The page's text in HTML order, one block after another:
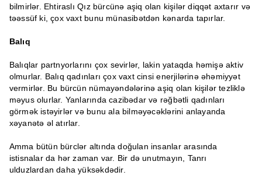
bilmirlər. Ehtiraslı Qız bürcünə aşiq olan kişilər diqqət axtarır və
təəssüf ki, çox vaxt bunu münasibətdən kənarda tapırlar.
Balıq
Balıqlar partnyorlarını çox sevirlər, lakin yataqda həmişə aktiv
olmurlar. Balıq qadınları çox vaxt cinsi enerjilərinə əhəmiyyət
vermirlər. Bu bürcün nümayəndələrinə aşiq olan kişilər tezliklə
məyus olurlar. Yanlarında cazibədar və rəğbətli qadınları
görmək istəyirlər və bunu ala bilməyəcəklərini anlayanda
xəyanətə əl atırlar.
Amma bütün bürclər altında doğulan insanlar arasında
istisnalar da hər zaman var. Bir də unutmayın, Tanrı
ulduzlardan daha yüksəkdədir.